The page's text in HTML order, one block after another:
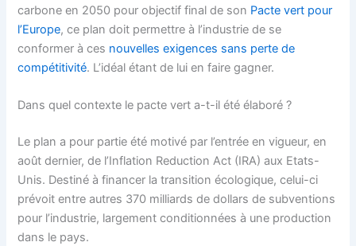
carbone en 2050 pour objectif final de son Pacte vert pour
l’Europe, ce plan doit permettre à l’industrie de se
conformer à ces nouvelles exigences sans perte de
compétitivité. L’idéal étant de lui en faire gagner.
Dans quel contexte le pacte vert a-t-il été élaboré ?
Le plan a pour partie été motivé par l’entrée en vigueur, en
août dernier, de l’Inflation Reduction Act (IRA) aux Etats-
Unis. Destiné à financer la transition écologique, celui-ci
prévoit entre autres 370 milliards de dollars de subventions
pour l’industrie, largement conditionnées à une production
dans le pays.